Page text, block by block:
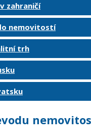
zahraničí
nemovitostí
trh